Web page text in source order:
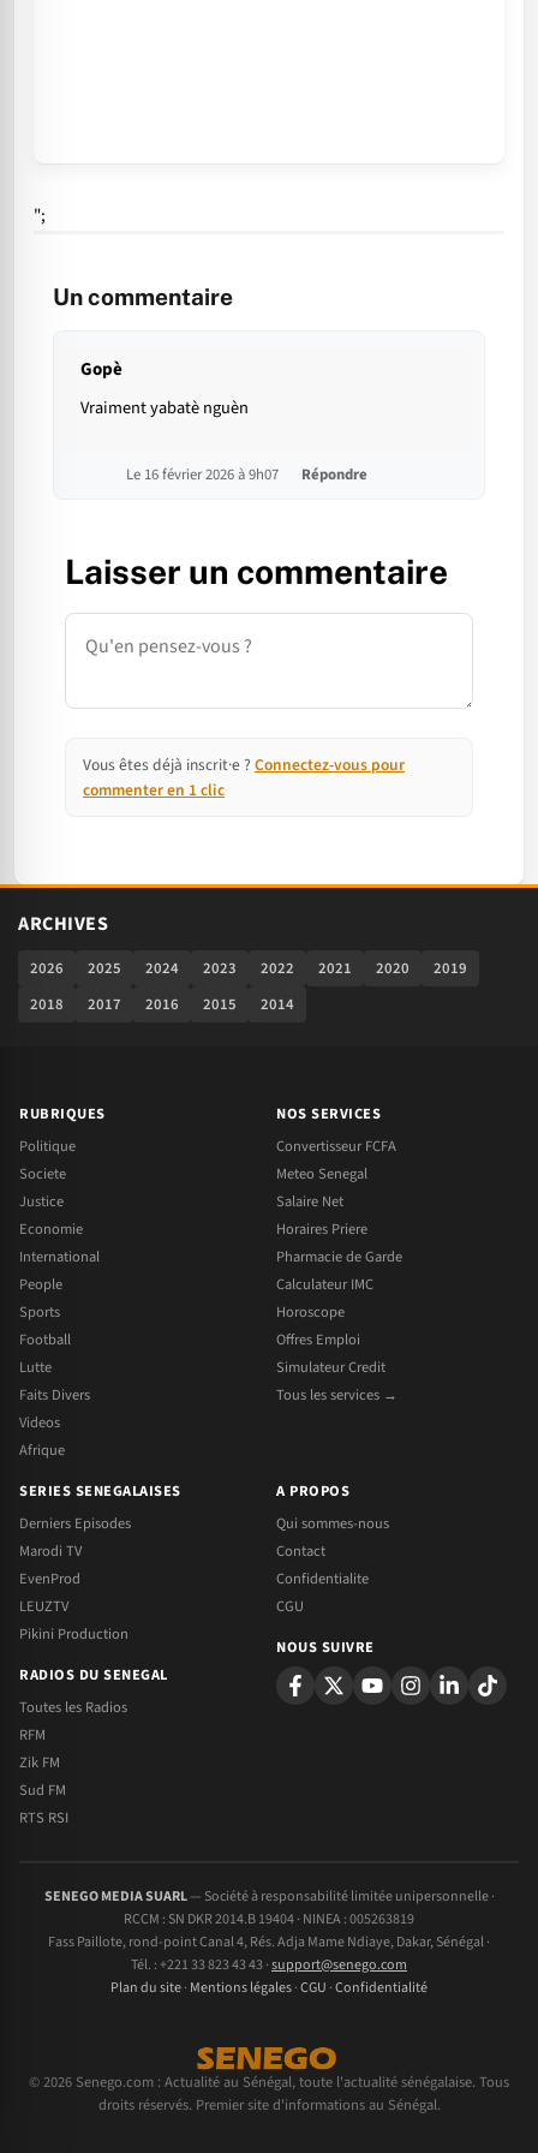
";
Un commentaire
Gopè
Vraiment yabatè nguèn
Le 16 février 2026 à 9h07 Répondre
Laisser un commentaire
Commentaire
Vous êtes déjà inscrit·e ? Connectez-vous pour
commenter en 1 clic
ARCHIVES
2026 2025 2024 2023 2022 2021 2020
2019
2018
2017 2016 2015 2014
RUBRIQUES
Politique
Societe
Justice
Economie
International
People
Sports
Football
Lutte
Faits Divers
Videos
Afrique
NOS SERVICES
Convertisseur FCFA
Meteo Senegal
Salaire Net
Horaires Priere
Pharmacie de Garde
Calculateur IMC
Horoscope
Offres Emploi
Simulateur Credit
Tous les services →
SERIES SENEGALAISES
Derniers Episodes
Marodi TV
EvenProd
LEUZTV
Pikini Production
RADIOS DU SENEGAL
Toutes les Radios
RFM
Zik FM
Sud FM
RTS RSI
A PROPOS
Qui sommes-nous
Contact
Confidentialite
CGU
NOUS SUIVRE
SENEGO MEDIA SUARL— Société à responsabilité limitée unipersonnelle ·
RCCM : SN DKR 2014.B 19404 · NINEA : 005263819
Fass Paillote, rond-point Canal 4, Rés. Adja Mame Ndiaye, Dakar, Sénégal ·
Tél. : +221 33 823 43 43 ·support@senego.com
Plan du site· Mentions légales·CGU ·Confidentialité
© 2026 Senego.com : Actualité au Sénégal, toute l'actualité sénégalaise. Tous
droits réservés. Premier site d'informations au Sénégal.